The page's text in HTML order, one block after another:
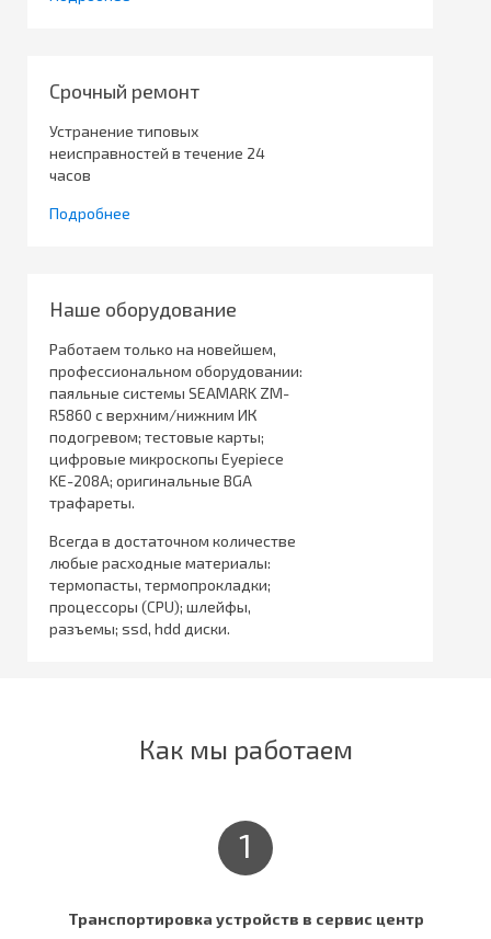
Срочный ремонт
Устранение типовых
неисправностей в течение 24
часов
Подробнее
Наше оборудование
Работаем только на новейшем,
профессиональном оборудовании:
паяльные системы SEAMARK ZM-
R5860 с верхним/нижним ИК
подогревом; тестовые карты;
цифровые микроскопы Eyepiece
KE-208A; оригинальные BGA
трафареты.
Всегда в достаточном количестве
любые расходные материалы:
термопасты, термопрокладки;
процессоры (CPU); шлейфы,
разъемы; ssd, hdd диски.
Как мы работаем
1
Транспортировка устройств в сервис центр